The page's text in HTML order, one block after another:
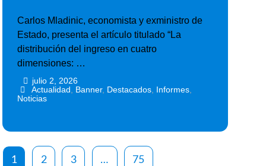
Carlos Mladinic, economista y exministro de
Estado, presenta el artículo titulado “La
distribución del ingreso en cuatro
dimensiones: …
julio 2, 2026
Actualidad Banner, Destacados, Informes,
Noticias
1 2 3 … 75